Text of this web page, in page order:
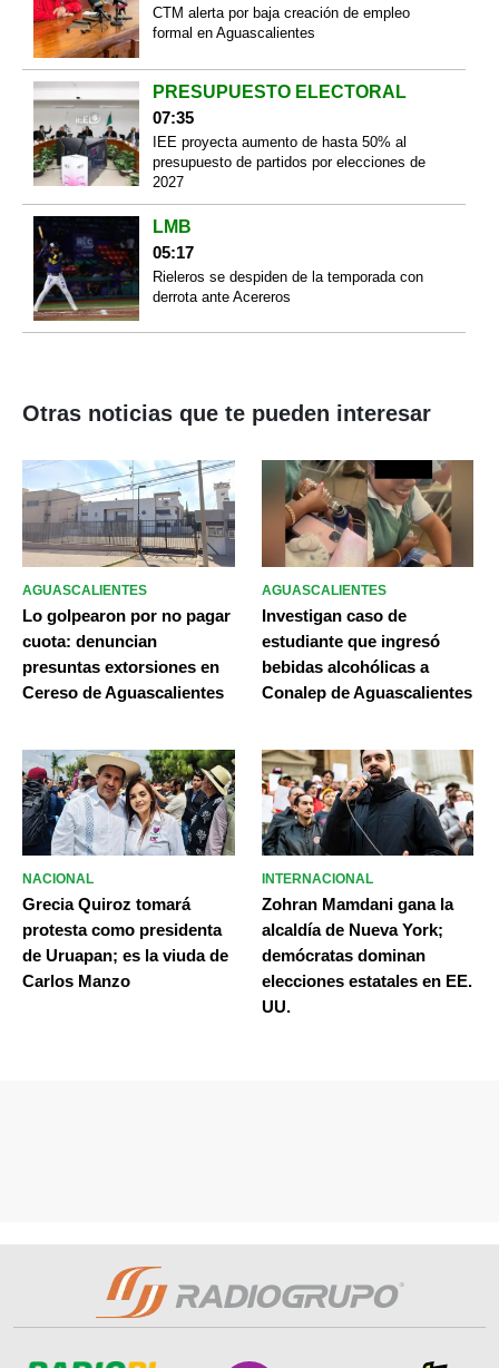
CTM alerta por baja creación de empleo
formal en Aguascalientes
PRESUPUESTO ELECTORAL
07:35
IEE proyecta aumento de hasta 50% al
presupuesto de partidos por elecciones de
2027
LMB
05:17
Rieleros se despiden de la temporada con
derrota ante Acereros
Otras noticias que te pueden interesar
AGUASCALIENTES
Lo golpearon por no pagar
cuota: denuncian
presuntas extorsiones en
Cereso de Aguascalientes
AGUASCALIENTES
Investigan caso de
estudiante que ingresó
bebidas alcohólicas a
Conalep de Aguascalientes
NACIONAL
Grecia Quiroz tomará
protesta como presidenta
de Uruapan; es la viuda de
Carlos Manzo
INTERNACIONAL
Zohran Mamdani gana la
alcaldía de Nueva York;
demócratas dominan
elecciones estatales en EE.
UU.